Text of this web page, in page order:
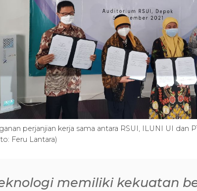
perjanjian kerja sama antara RSUI, ILUNI UI dan
Feru Lantara)
memiliki kekuatan